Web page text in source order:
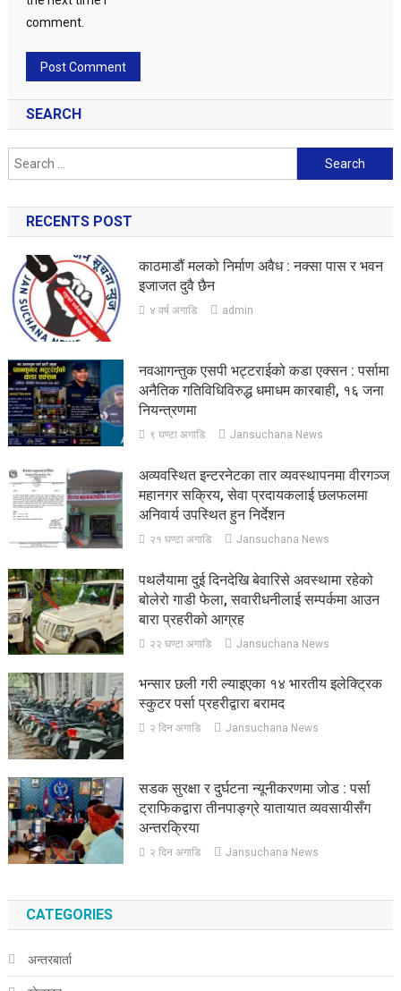
comment.
SEARCH
Search
for:
RECENTS POST
काठमाडौं मलको निर्माण अवैध : नक्सा पास र भवन
इजाजत दुवै छैन
४ वर्ष अगाडि admin
नवआगन्तुक एसपी भट्टराईको कडा एक्सन : पर्सामा
अनैतिक गतिविधिविरुद्ध धमाधम कारबाही, १६ जना
नियन्त्रणमा
९ घण्टा अगाडि Jansuchana News
अव्यवस्थित इन्टरनेटका तार व्यवस्थापनमा वीरगञ्ज
महानगर सक्रिय, सेवा प्रदायकलाई छलफलमा
अनिवार्य उपस्थित हुन निर्देशन
२१ घण्टा अगाडि Jansuchana News
पथलैयामा दुई दिनदेखि बेवारिसे अवस्थामा रहेको
बोलेरो गाडी फेला, सवारीधनीलाई सम्पर्कमा आउन
बारा प्रहरीको आग्रह
२२ घण्टा अगाडि Jansuchana News
भन्सार छली गरी ल्याइएका १४ भारतीय इलेक्ट्रिक
स्कुटर पर्सा प्रहरीद्वारा बरामद
२ दिन अगाडि Jansuchana News
सडक सुरक्षा र दुर्घटना न्यूनीकरणमा जोड : पर्सा
ट्राफिकद्वारा तीनपाङ्ग्रे यातायात व्यवसायीसँग
अन्तरक्रिया
२ दिन अगाडि Jansuchana News
CATEGORIES
अन्तरबार्ता